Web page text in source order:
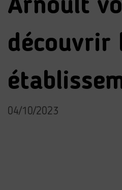
Arnoult
découvrir
04/10/2023